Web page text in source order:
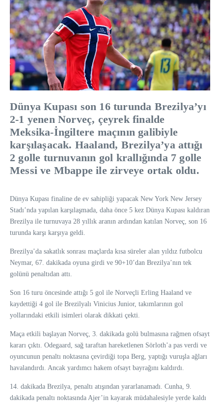
Dünya Kupası son 16 turunda Brezilya’yı
2-1 yenen Norveç, çeyrek finalde
Meksika-İngiltere maçının galibiyle
karşılaşacak. Haaland, Brezilya’ya attığı
2 golle turnuvanın gol krallığında 7 golle
Messi ve Mbappe ile zirveye ortak oldu.
Dünya Kupası finaline de ev sahipliği yapacak New York New Jersey
Stadı’nda yapılan karşılaşmada, daha önce 5 kez Dünya Kupası kaldıran
Brezilya ile turnuvaya 28 yıllık aranın ardından katılan Norveç, son 16
turunda karşı karşıya geldi.
Brezilya’da sakatlık sonrası maçlarda kısa süreler alan yıldız futbolcu
Neymar, 67. dakikada oyuna girdi ve 90+10’dan Brezilya’nın tek
golünü penaltıdan attı.
Son 16 turu öncesinde attığı 5 gol ile Norveçli Erling Haaland ve
kaydettiği 4 gol ile Brezilyalı Vinicius Junior, takımlarının gol
yollarındaki etkili isimleri olarak dikkati çekti.
Maça etkili başlayan Norveç, 3. dakikada golü bulmasına rağmen ofsayt
kararı çıktı. Odegaard, sağ taraftan hareketlenen Sörloth’a pas verdi ve
oyuncunun penaltı noktasına çevirdiği topa Berg, yaptığı vuruşla ağları
havalandırdı. Ancak yardımcı hakem ofsayt bayrağını kaldırdı.
14. dakikada Brezilya, penaltı atışından yararlanamadı. Cunha, 9.
dakikada penaltı noktasında Ajer’in kayarak müdahalesiyle yerde kaldı